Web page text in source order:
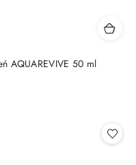
AQUAREVIVE 50 ml